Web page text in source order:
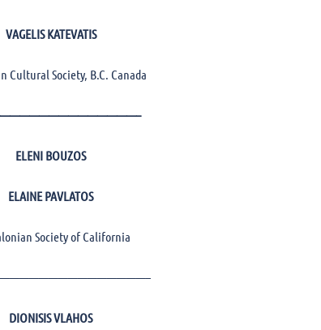
VAGELIS KATEVATIS
Cultural Society, B.C. Canada
ELENI BOUZOS
ELAINE PAVLATOS
Society of California
DIONISIS VLAHOS